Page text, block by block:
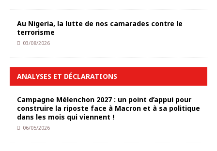
Au Nigeria, la lutte de nos camarades contre le
terrorisme
03/08/2026
ANALYSES ET DÉCLARATIONS
Campagne Mélenchon 2027 : un point d’appui pour
construire la riposte face à Macron et à sa politique
dans les mois qui viennent !
06/05/2026